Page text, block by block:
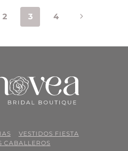
2 3 4
Siguiente
VESTIDOS FIESTA
CABALLEROS